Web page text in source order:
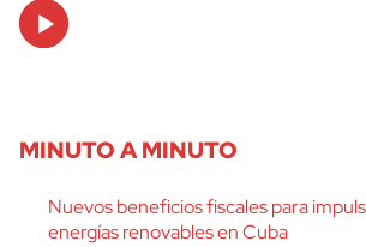
Audio
Player
MINUTO A MINUTO
Nuevos beneficios fiscales para
energías renovables en Cuba